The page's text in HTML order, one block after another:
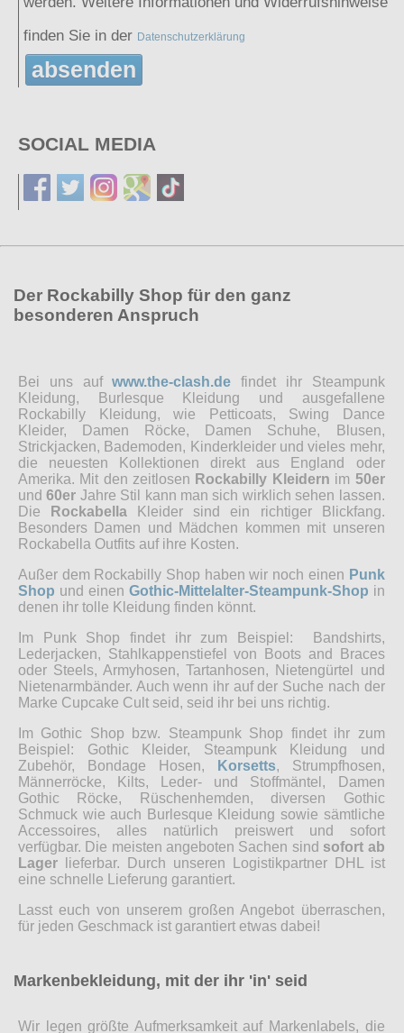
finden Sie in der Datenschutzerklärung
absenden
SOCIAL MEDIA
Der Rockabilly Shop für den ganz
besonderen Anspruch
Bei uns aufwww.the-clash.de findet ihr Steampunk
Kleidung, Burlesque Kleidung und ausgefallene
Rockabilly Kleidung, wie Petticoats, Swing Dance
Kleider, Damen Röcke, Damen Schuhe, Blusen,
Strickjacken, Bademoden, Kinderkleider und vieles mehr,
die neuesten Kollektionen direkt aus England oder
Amerika. Mit den zeitlosen Rockabilly Kleidern im 50er
und60er Jahre Stil kann man sich wirklich sehen lassen.
Die
Rockabella Kleider sind ein richtiger Blickfang.
Besonders Damen und Mädchen kommen mit unseren
Rockabella Outfits auf ihre Kosten.
Außer dem Rockabilly Shop haben wir noch einen Punk
Shop und einen Gothic-Mittelalter-Steampunk-Shop in
denen ihr tolle Kleidung finden könnt.
Im Punk Shop findet ihr zum Beispiel: Bandshirts,
Lederjacken, Stahlkappenstiefel von Boots and Braces
oder Steels, Armyhosen, Tartanhosen, Nietengürtel und
Nietenarmbänder. Auch wenn ihr auf der Suche nach der
Marke Cupcake Cult seid, seid ihr bei uns richtig.
Im Gothic Shop bzw. Steampunk Shop findet ihr zum
Beispiel: Gothic Kleider, Steampunk Kleidung und
Zubehör, Bondage Hosen,
Korsetts, Strumpfhosen,
Männerröcke, Kilts, Leder- und Stoffmäntel, Damen
Gothic Röcke, Rüschenhemden, diversen Gothic
Schmuck wie auch Burlesque Kleidung sowie sämtliche
Accessoires, alles natürlich preiswert und sofort
verfügbar. Die meisten angeboten Sachen sind sofort ab
Lager lieferbar. Durch unseren Logistikpartner DHL ist
eine schnelle Lieferung garantiert.
Lasst euch von unserem großen Angebot überraschen,
für jeden Geschmack ist garantiert etwas dabei!
Markenbekleidung, mit der ihr 'in' seid
Wir legen größte Aufmerksamkeit auf Markenlabels, die